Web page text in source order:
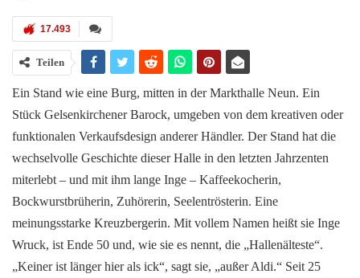
17.493
Teilen
Ein Stand wie eine Burg, mitten in der Markthalle Neun. Ein
Stück Gelsenkirchener Barock, umgeben von dem kreativen oder
funktionalen Verkaufsdesign anderer Händler. Der Stand hat die
wechselvolle Geschichte dieser Halle in den letzten Jahrzenten
miterlebt – und mit ihm lange Inge – Kaffeekocherin,
Bockwurstbrüherin, Zuhörerin, Seelentrösterin. Eine
meinungsstarke Kreuzbergerin. Mit vollem Namen heißt sie Inge
Wruck, ist Ende 50 und, wie sie es nennt, die „Hallenälteste“.
„Keiner ist länger hier als ick“, sagt sie, „außer Aldi.“ Seit 25